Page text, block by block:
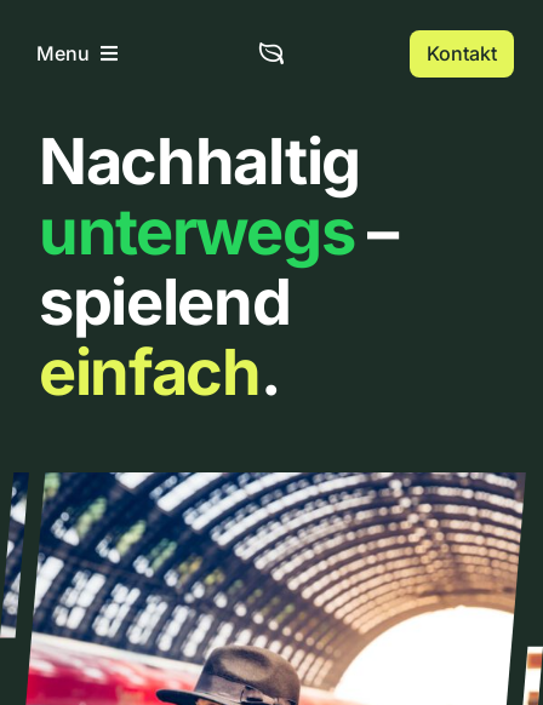
InhaltMenu
Home
Über uns
Urbanlist
Kontakt
Nachhaltig
unterwegs–
spielend
einfach.